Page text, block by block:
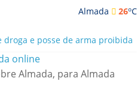
Almada 26oC
e posse de arma proibida
e ensinamentos necessários
e ASAE detectam
Almada, para Almada